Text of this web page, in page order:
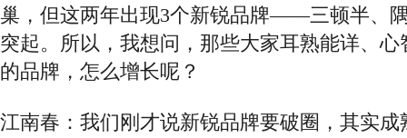
巢，但这两年出现3个新锐品牌——三顿半、
突起。所以，我想问，那些大家耳熟能详、
的品牌，怎么增长呢？
江南春：我们刚才说新锐品牌要破圈， 其实成